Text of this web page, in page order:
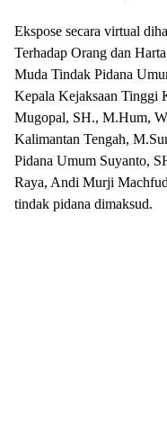
Ekspose secara virtual
Terhadap Orang dan
Muda Tindak Pidana
Kepala Kejaksaan Tinggi
Mugopal, SH., M.Hum,
Kalimantan Tengah,
Pidana Umum Suyanto,
Raya, Andi Murji
tindak pidana dimaksud.